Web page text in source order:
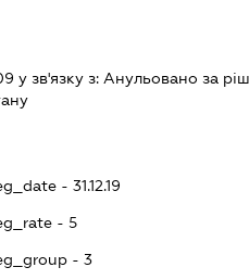
у зв'язку з: Анульовано за
- 31.12.19
- 5
- 3